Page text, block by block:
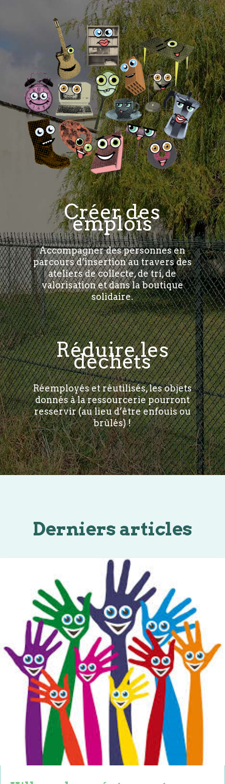
Créer des
emplois
Accompagner des personnes en
parcours d’insertion au travers des
ateliers de collecte, de tri, de
valorisation et dans la boutique
solidaire.
Réduire les
déchets
Réemployés et réutilisés, les objets
donnés à la ressourcerie pourront
resservir (au lieu d’être enfouis ou
brûlés) !
Derniers articles